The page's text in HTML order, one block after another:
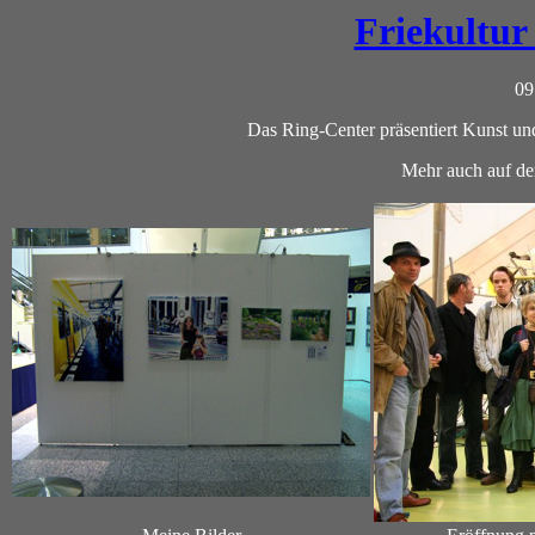
Friekultur
Das Ring-Center präsentiert Kunst
Mehr auch auf